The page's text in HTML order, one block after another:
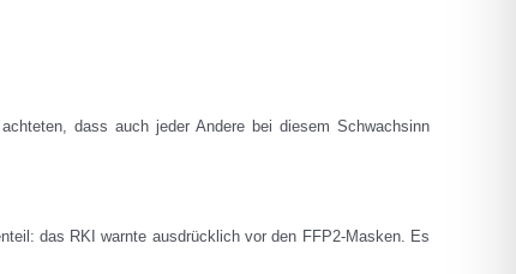
dass auch jeder Andere bei diesem Schwachsinn
das RKI warnte ausdrücklich vor den FFP2-Masken. Es